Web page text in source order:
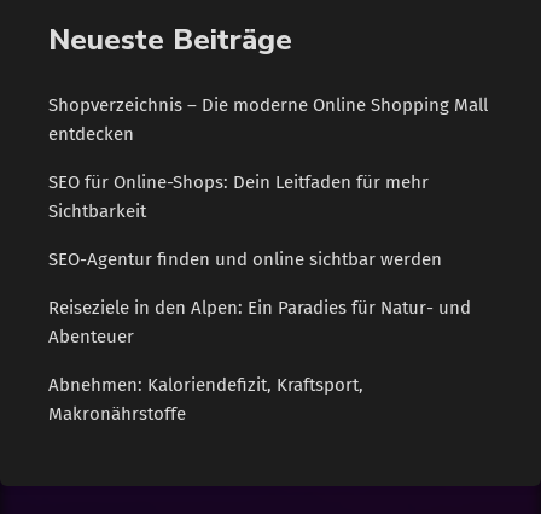
Neueste Beiträge
Shopverzeichnis – Die moderne Online Shopping Mall
entdecken
SEO für Online-Shops: Dein Leitfaden für mehr
Sichtbarkeit
SEO-Agentur finden und online sichtbar werden
Reiseziele in den Alpen: Ein Paradies für Natur- und
Abenteuer
Abnehmen: Kaloriendefizit, Kraftsport,
Makronährstoffe